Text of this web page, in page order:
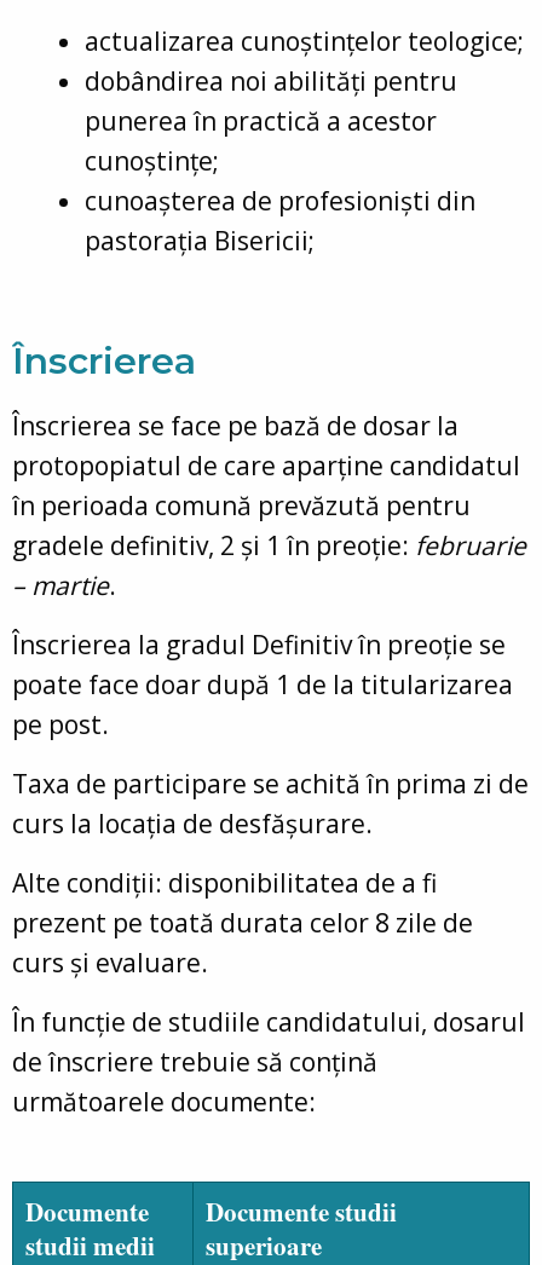
actualizarea cunoștințelor teologice;
dobândirea noi abilități pentru
punerea în practică a acestor
cunoștințe;
cunoașterea de profesioniști din
pastorația Bisericii;
Înscrierea
Înscrierea se face pe bază de dosar la
protopopiatul de care aparține candidatul
în perioada comună prevăzută pentru
gradele definitiv, 2 și 1 în preoție: februarie
– martie.
Înscrierea la gradul Definitiv în preoție se
poate face doar după 1 de la titularizarea
pe post.
Taxa de participare se achită în prima zi de
curs la locația de desfășurare.
Alte condiții: disponibilitatea de a fi
prezent pe toată durata celor 8 zile de
curs și evaluare.
În funcție de studiile candidatului, dosarul
de înscriere trebuie să conțină
următoarele documente:
Documente
studii medii
Documente studii
superioare